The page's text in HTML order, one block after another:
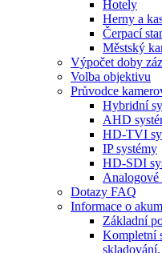
Hotely
Herny a
Čerpací
Městský
Výpočet doby
Volba objektivu
Průvodce
Hybridní
AHD
HD-TVI
IP systémy
HD-SDI
Analogové
Dotazy FAQ
Informace o
Základní
Kompletní